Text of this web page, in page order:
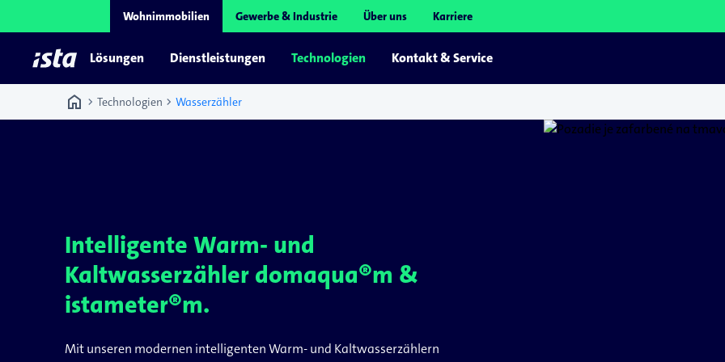
Wohnimmobilien Gewerbe & Industrie Über uns Karriere
Lösungen Dienstleistungen Technologien Kontakt & Service
home chevron_right Technologien chevron_right Wasserzähler
Intelligente Warm- und
Kaltwasserzähler domaqua®m &
istameter®m.
Mit unseren modernen intelligenten Warm- und Kaltwasserzählern